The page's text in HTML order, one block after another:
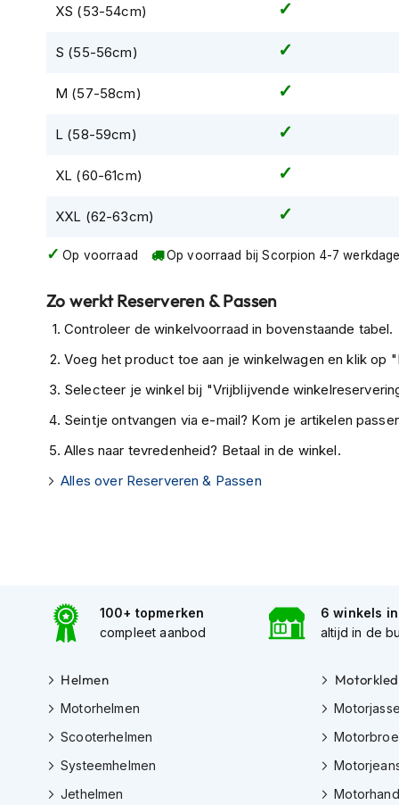
Gore-
motorbroeken
motorbroeken
Cargo
Motorjeans
Motorpakken
motorpak
motorpak
motorpak
Tweedelig
motorpak
Motorhoodies
Regenkleding
Koelvesten
Motorsokken
windcollars
Verwarmde
Protectie
XS (53-54cm)
S (55-56cm)
M (57-58cm)
L (58-59cm)
XL (60-61cm)
XXL (62-63cm)
Op voorraad Op voorraad bij Scorpion 4-7
Zo werkt Reserveren & Passen
Controleer de winkelvoorraad in bovenstaande tabel.
Voeg het product toe aan je winkelwagen en klik op
Selecteer je winkel bij "Vrijblijvende
Seintje ontvangen via e-mail? Kom je artikelen
Alles naar tevredenheid? Betaal in de winkel.
Alles over Reserveren & Passen
100+ topmerken
compleet aanbod
6 winkels in
altijd in de
Helmen
Motorhelmen
Scooterhelmen
Systeemhelmen
Jethelmen